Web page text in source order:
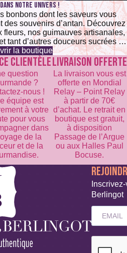
NOTRE UNIVERS !
bonbons dont les saveurs vous
des souvenirs d’antan. Découvrez
fleurs, nos guimauves artisanales,
tant d’autres douceurs sucrées …
la boutique
CLIENTÈLE
question
?
nous !
équipe est
à votre
pour vous
dans
de la
et de la
LIVRAISON OFFERTE
La livraison vous est
offerte en Mondial
Relay – Point Relay
à partir de 70€
d’achat. Le retrait en
boutique est gratuit,
à disposition
Passage de l’Argue
ou aux Halles Paul
Bocuse.
Berlingot